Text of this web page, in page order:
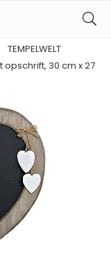
TEMPELWELT
30 cm x 27